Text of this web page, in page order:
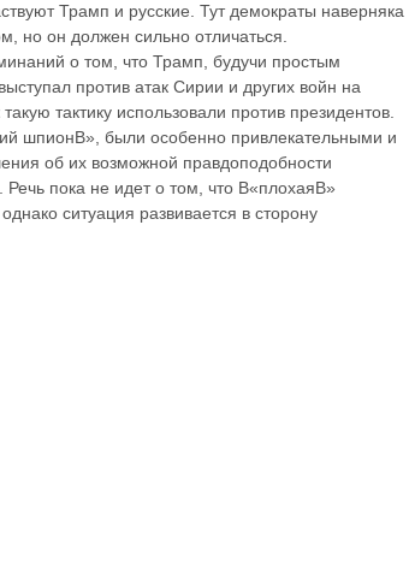
Трамп и русские. Тут демократы наверняка
но он должен сильно отличаться.
о том, что Трамп, будучи простым
против атак Сирии и других войн на
тактику использовали против президентов.
шпионВ», были особенно привлекательными и
об их возможной правдоподобности
пока не идет о том, что В«плохаяВ»
ситуация развивается в сторону